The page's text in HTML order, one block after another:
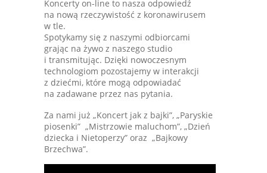
Koncerty on-line to nasza odpowiedź
na nową rzeczywistość z koronawirusem
w tle.
Spotykamy się z naszymi odbiorcami
grając na żywo z naszego studio
i transmitując. Dzięki nowoczesnym
technologiom pozostajemy w interakcji
z dziećmi, które mogą odpowiadać
na zadawane przez nas pytania.
Za nami już „Koncert jak z bajki”, „Paryskie
piosenki” „Mistrzowie maluchom”, „Dzień
dziecka i Nietoperzy” oraz „Bajkowy
Brzechwa”.